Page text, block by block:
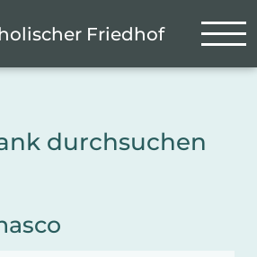
Friedhof
durchsuchen